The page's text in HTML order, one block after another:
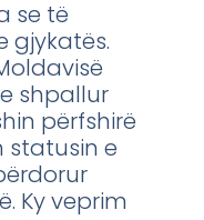
se të
gjykatës.
shpallur
përfshirë
statusin e
Ky veprim